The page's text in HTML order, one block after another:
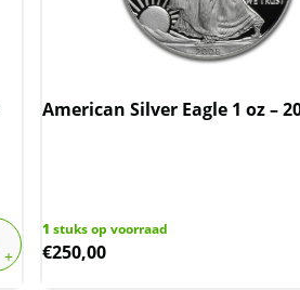
American Silver Eagle 1 oz –
1 stuks op voorraad
€250,00